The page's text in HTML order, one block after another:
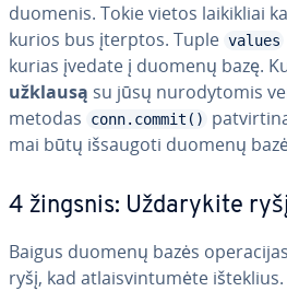
duomenis. Tokie vietos lai­kik­liai
kurios bus įterptos. Tuple values
kurias įvedate į duomenų bazę.
užklausą su jūsų nu­ro­dy­to­mis
metodas
conn.commit()
mai būtų išsaugoti duomenų
4 žingsnis: Už­da­ry­ki­te ryšį
Baigus duomenų bazės
ryšį, kad at­lais­vin­tu­mė­te išteklius.